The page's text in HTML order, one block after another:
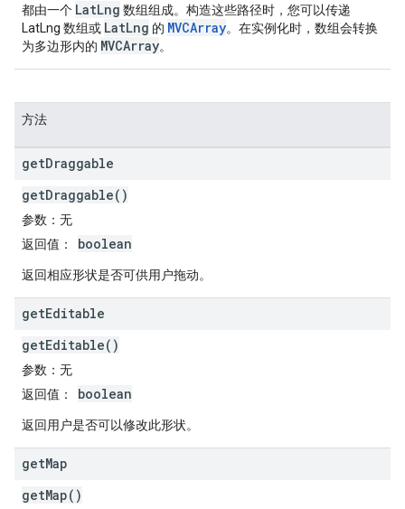
都由一个 LatLng 数组组成。构造这些路径时，您可以传递
LatLng 数组或 LatLng 的 MVCArray。在实例化时，数组会转换
为多边形内的 MVCArray。
方法
getDraggable
getDraggable()
参数 ：无
返回值 ： boolean
返回相应形状是否可供用户拖动。
getEditable
getEditable()
参数 ：无
返回值 ： boolean
返回用户是否可以修改此形状。
getMap
getMap()